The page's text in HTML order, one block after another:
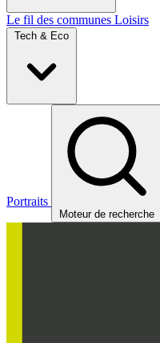
Le fil des communes Loisirs
Tech & Eco
Portraits
Moteur de recherche